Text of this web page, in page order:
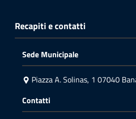
Recapiti e contatti
Sede Municipale
Piazza A. Solinas, 1 07040
Contatti